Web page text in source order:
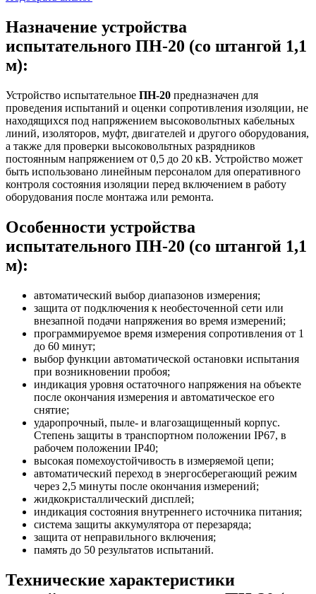
Назначение устройства
испытательного ПН-20 (со штангой 1,1
м):
Устройство испытательное ПН-20 предназначен для
проведения испытаний и оценки сопротивления изоляции, не
находящихся под напряжением высоковольтных кабельных
линий, изоляторов, муфт, двигателей и другого оборудования,
а также для проверки высоковольтных разрядников
постоянным напряжением от 0,5 до 20 кВ. Устройство может
быть использовано линейным персоналом для оперативного
контроля состояния изоляции перед включением в работу
оборудования после монтажа или ремонта.
Особенности устройства
испытательного ПН-20 (со штангой 1,1
м):
автоматический выбор диапазонов измерения;
защита от подключения к необесточенной сети или
внезапной подачи напряжения во время измерений;
программируемое время измерения сопротивления от 1
до 60 минут;
выбор функции автоматической остановки испытания
при возникновении пробоя;
индикация уровня остаточного напряжения на объекте
после окончания измерения и автоматическое его
снятие;
ударопрочный, пыле- и влагозащищенный корпус.
Степень защиты в транспортном положении IP67, в
рабочем положении IP40;
высокая помехоустойчивость в измеряемой цепи;
автоматический переход в энергосберегающий режим
через 2,5 минуты после окончания измерений;
жидкокристаллический дисплей;
индикация состояния внутреннего источника питания;
система защиты аккумулятора от перезаряда;
защита от неправильного включения;
память до 50 результатов испытаний.
Технические характеристики